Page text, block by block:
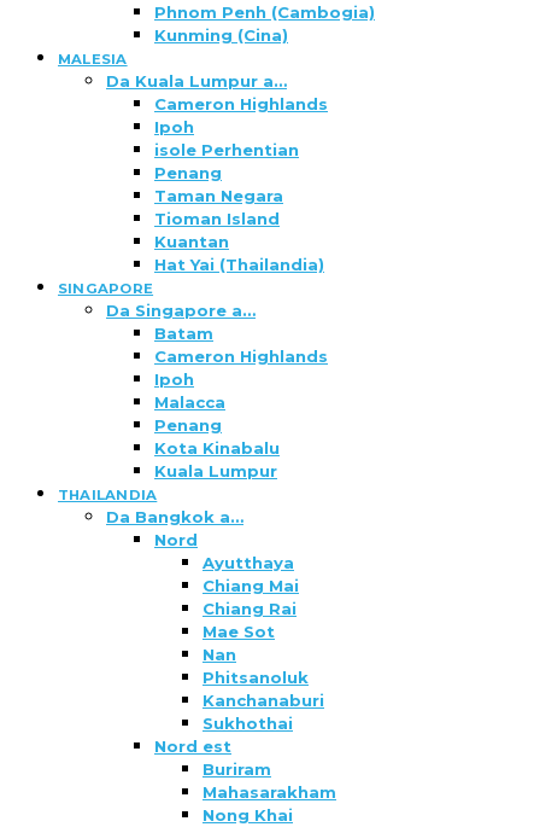
Phnom Penh (Cambogia)
Kunming (Cina)
MALESIA
Da Kuala Lumpur a…
Cameron Highlands
Ipoh
isole Perhentian
Penang
Taman Negara
Tioman Island
Kuantan
Hat Yai (Thailandia)
SINGAPORE
Da Singapore a…
Batam
Cameron Highlands
Ipoh
Malacca
Penang
Kota Kinabalu
Kuala Lumpur
THAILANDIA
Da Bangkok a…
Nord
Ayutthaya
Chiang Mai
Chiang Rai
Mae Sot
Nan
Phitsanoluk
Kanchanaburi
Sukhothai
Nord est
Buriram
Mahasarakham
Nong Khai